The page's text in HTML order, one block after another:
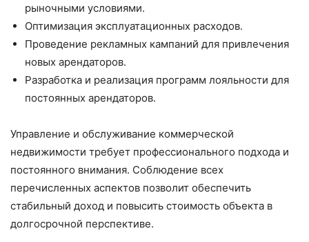
рыночными условиями.
Оптимизация эксплуатационных расходов.
Проведение рекламных кампаний для привлечения
новых арендаторов.
Разработка и реализация программ лояльности для
постоянных арендаторов.
Управление и обслуживание коммерческой
недвижимости требует профессионального подхода и
постоянного внимания. Соблюдение всех
перечисленных аспектов позволит обеспечить
стабильный доход и повысить стоимость объекта в
долгосрочной перспективе.